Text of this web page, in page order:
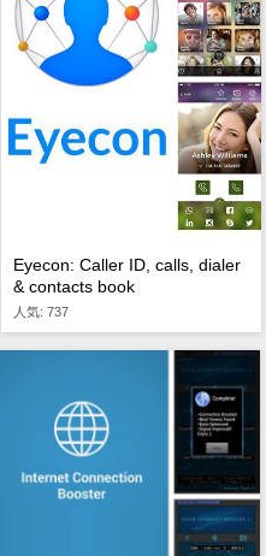
Eyecon: Caller ID, calls, dialer
& contacts book
人気: 737